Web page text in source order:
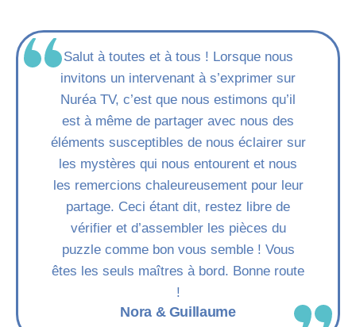
Salut à toutes et à tous ! Lorsque nous
invitons un intervenant à s’exprimer sur
Nuréa TV, c’est que nous estimons qu’il
est à même de partager avec nous des
éléments susceptibles de nous éclairer sur
les mystères qui nous entourent et nous
les remercions chaleureusement pour leur
partage. Ceci étant dit, restez libre de
vérifier et d’assembler les pièces du
puzzle comme bon vous semble ! Vous
êtes les seuls maîtres à bord. Bonne route
!
Nora & Guillaume